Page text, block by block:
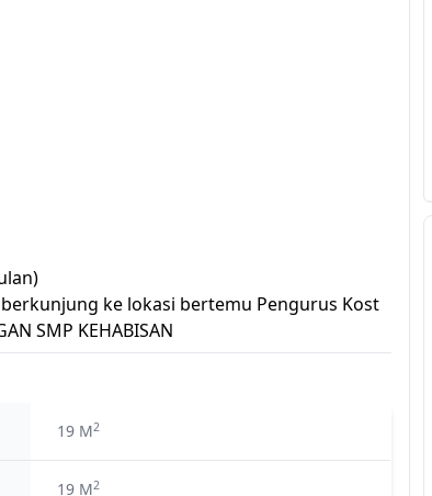
ke lokasi bertemu Pengurus Kost
SMP KEHABISAN
19 M2
19 M2